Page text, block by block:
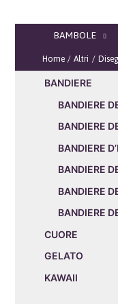
BAMBOLE
Home Altri
BANDIERE
BANDIERE
BANDIERE
BANDIERE
BANDIERE
BANDIERE
BANDIERE
CUORE
GELATO
KAWAII